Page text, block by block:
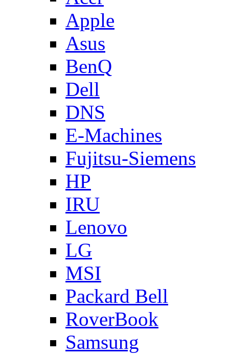
Apple
Asus
BenQ
Dell
DNS
E-Machines
Fujitsu-Siemens
HP
IRU
Lenovo
LG
MSI
Packard Bell
RoverBook
Samsung